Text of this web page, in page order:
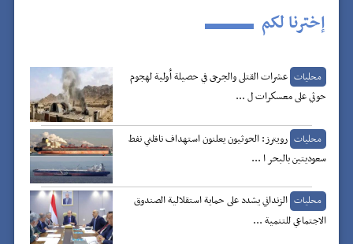
إخترنا لكم
محليات عشرات القتلى والجرحى في حصيلة أولية لهجوم
حوثي على معسكرات ل ...
محليات رويترز: الحوثيون يعلنون استهداف ناقلتي نفط
سعوديتين بالبحر ا ...
محليات الزنداني يشدد على حماية استقلالية الصندوق
الاجتماعي للتنمية ...